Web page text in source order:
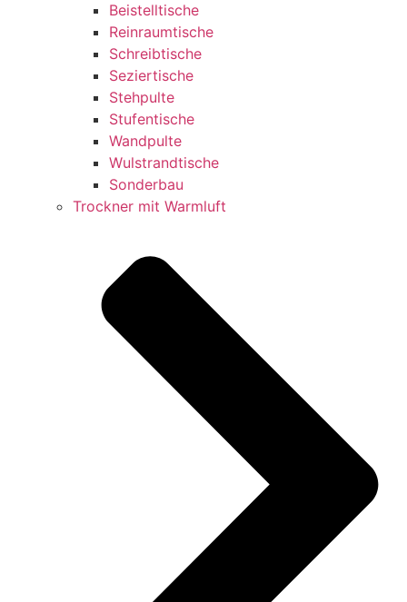
Beistelltische
Reinraumtische
Schreibtische
Seziertische
Stehpulte
Stufentische
Wandpulte
Wulstrandtische
Sonderbau
Trockner mit Warmluft